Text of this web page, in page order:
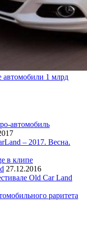
автомобили 1 млрд
автомобиль
– 2017. Весна.
в клипе
27.12.2016
Old Car Land
раритета